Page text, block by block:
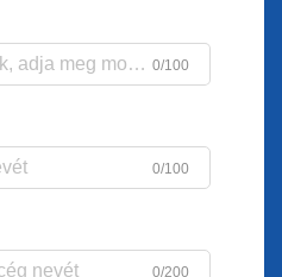
0/100
0/100
0/200